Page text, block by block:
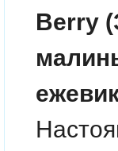
Berry